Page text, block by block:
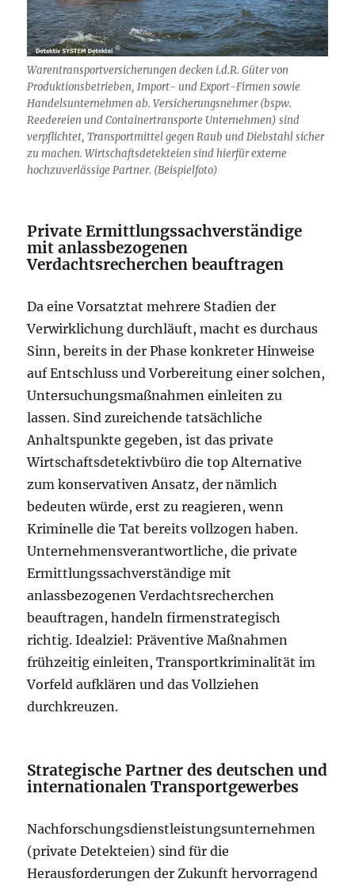
Warentransportversicherungen decken i.d.R. Güter von
Produktionsbetrieben, Import- und Export-Firmen sowie
Handelsunternehmen ab. Versicherungsnehmer (bspw.
Reedereien und Containertransporte Unternehmen) sind
verpflichtet, Transportmittel gegen Raub und Diebstahl sicher
zu machen. Wirtschaftsdetekteien sind hierfür externe
hochzuverlässige Partner. (Beispielfoto)
Private Ermittlungssachverständige
mit anlassbezogenen
Verdachtsrecherchen beauftragen
Da eine Vorsatztat mehrere Stadien der
Verwirklichung durchläuft, macht es durchaus
Sinn, bereits in der Phase konkreter Hinweise
auf Entschluss und Vorbereitung einer solchen,
Untersuchungsmaßnahmen einleiten zu
lassen. Sind zureichende tatsächliche
Anhaltspunkte gegeben, ist das private
Wirtschaftsdetektivbüro die top Alternative
zum konservativen Ansatz, der nämlich
bedeuten würde, erst zu reagieren, wenn
Kriminelle die Tat bereits vollzogen haben.
Unternehmensverantwortliche, die private
Ermittlungssachverständige mit
anlassbezogenen Verdachtsrecherchen
beauftragen, handeln firmenstrategisch
richtig. Idealziel: Präventive Maßnahmen
frühzeitig einleiten, Transportkriminalität im
Vorfeld aufklären und das Vollziehen
durchkreuzen.
Strategische Partner des deutschen und
internationalen Transportgewerbes
Nachforschungsdienstleistungsunternehmen
(private Detekteien) sind für die
Herausforderungen der Zukunft hervorragend